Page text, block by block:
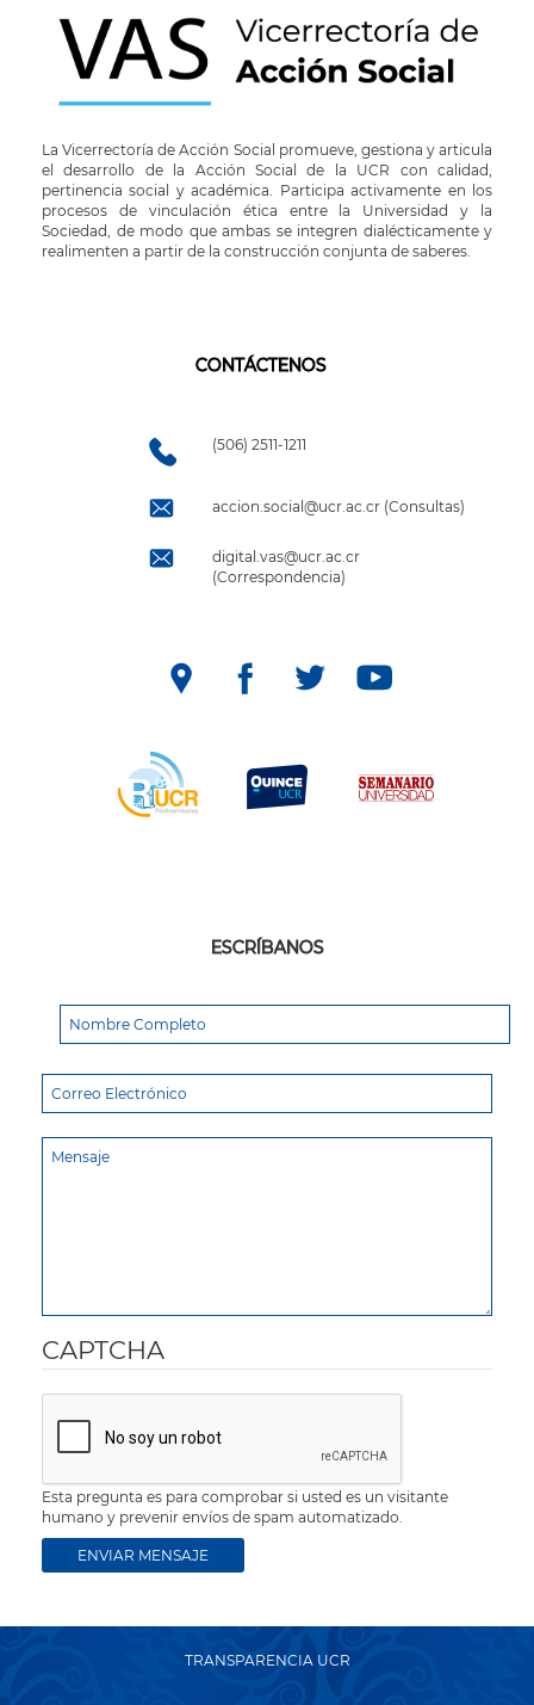
La Vicerrectoría de Acción Social promueve, gestiona y articula
el desarrollo de la Acción Social de la UCR con calidad,
pertinencia social y académica. Participa activamente en los
procesos de vinculación ética entre la Universidad y la
Sociedad, de modo que ambas se integren dialécticamente y
realimenten a partir de la construcción conjunta de saberes.
CONTÁCTENOS
(506) 2511-1211
accion.social@ucr.ac.cr (Consultas)
digital.vas@ucr.ac.cr
(Correspondencia)
ESCRÍBANOS
CAPTCHA
Esta pregunta es para comprobar si usted es un visitante
humano y prevenir envíos de spam automatizado.
TRANSPARENCIA UCR